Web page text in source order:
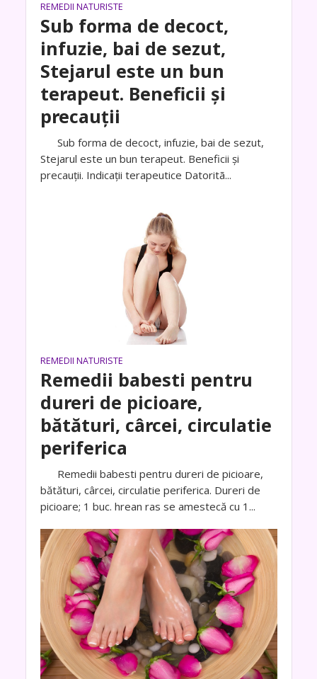
REMEDII NATURISTE
Sub forma de decoct,
infuzie, bai de sezut,
Stejarul este un bun
terapeut. Beneficii și
precauții
Sub forma de decoct, infuzie, bai de sezut,
Stejarul este un bun terapeut. Beneficii și
precauții. Indicaţii terapeutice Datoritã...
REMEDII NATURISTE
Remedii babesti pentru
dureri de picioare,
bătături, cârcei, circulatie
periferica
Remedii babesti pentru dureri de picioare,
bătături, cârcei, circulatie periferica. Dureri de
picioare; 1 buc. hrean ras se amestecă cu 1...